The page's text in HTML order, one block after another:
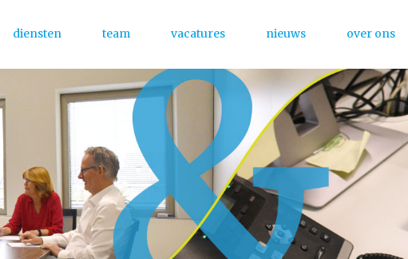
Main Menu
diensten team vacatures nieuws over ons